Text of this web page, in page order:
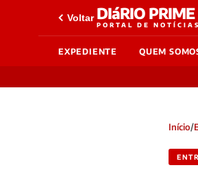
Voltar DIáRIO PRIME
PORTAL DE
EXPEDIENTE QUEM
Início/